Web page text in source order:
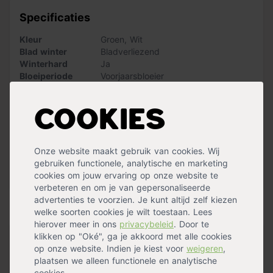
Cookies
Onze website maakt gebruik van cookies. Wij
gebruiken functionele, analytische en marketing
cookies om jouw ervaring op onze website te
verbeteren en om je van gepersonaliseerde
advertenties te voorzien. Je kunt altijd zelf kiezen
welke soorten cookies je wilt toestaan. Lees
hierover meer in ons privacybeleid. Door te
klikken op "Oké", ga je akkoord met alle cookies
op onze website. Indien je kiest voor weigeren,
plaatsen we alleen functionele en analytische
goed op alle grondsoorten, zelfs op gronden met zeer
zowel een zonnige als op een half schaduwrijke plek.
LET OP: De levering van de bomen kan maximaal een
week duren. De bomen worden speciaal voor jou uit de
voor een afleverafspraak.
Stamhoogte: tussen 180 en 200cm
Maximale hoogte: 20m
Blad: wit met gele vlekken, 5 lobbig, 12-20cm
Bloeiperiode: april
Vrucht: gevleugelde nootvrucht
Grondsoort: alle
Windbestendigheid: zeer goed
Oorsprong: België
Let op: bij het kiezen van een boom is de stamomtrek
Specificaties
Kleur Groen
Wit
Blad winter
Bladverliezend
Winterhard
Ja
Bloeiperiode
Voorjaarsbloeier
Bloemkleur
Geel , Groen
Bloemen
Ja
Groeisnelheid
Snel
Vorm
Hoogstam
Herfstverkleuring
Bruin,Geel
Meer specificaties »
Handig voor erbij
Boomband met gesp
op voorraad